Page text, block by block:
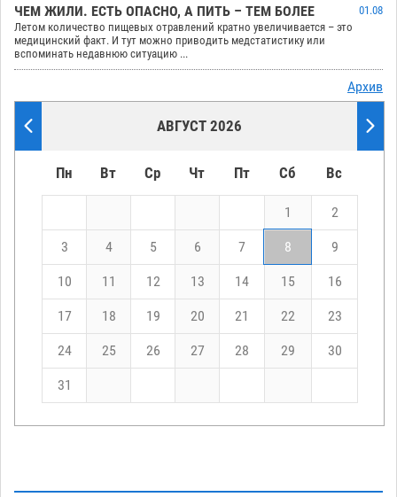
ЧЕМ ЖИЛИ. ЕСТЬ ОПАСНО, А ПИТЬ – ТЕМ БОЛЕЕ
01.08
Летом количество пищевых отравлений кратно увеличивается – это
медицинский факт. И тут можно приводить медстатистику или
вспоминать недавнюю ситуацию ...
Архив
АВГУСТ 2026
Пн Вт Ср Чт Пт Сб Вс
1 2
3 4 5 6 7 8 9
10 11 12 13 14 15 16
17 18 19 20 21 22 23
24 25 26 27 28 29 30
31